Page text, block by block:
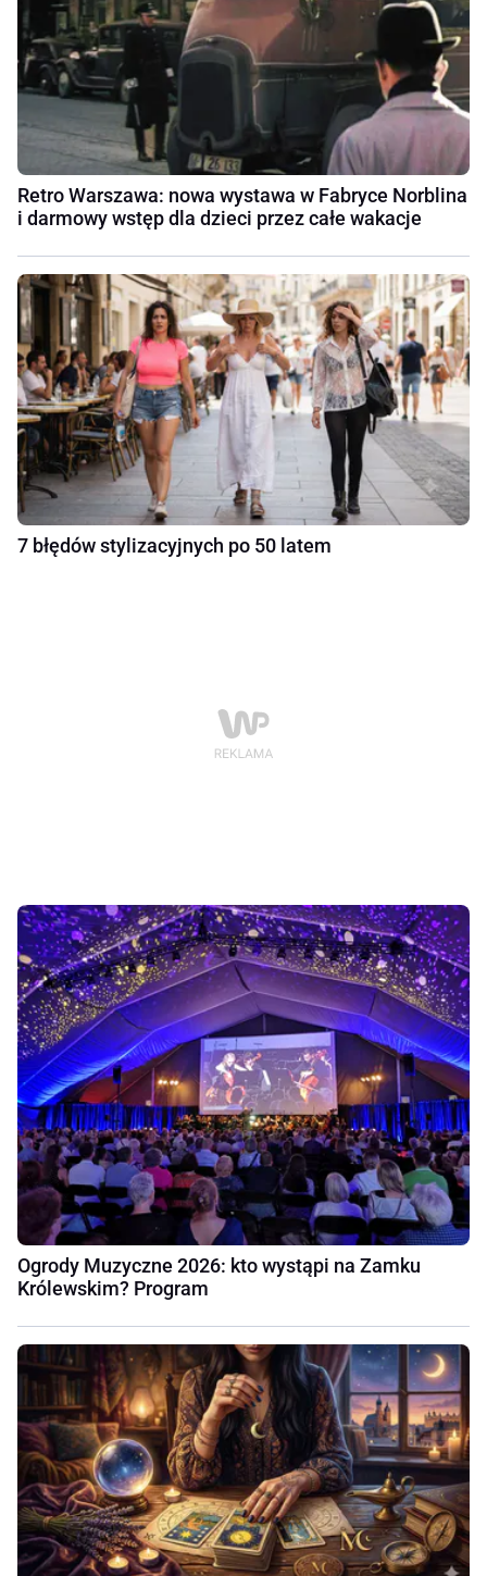
Retro Warszawa: nowa wystawa w Fabryce Norblina
i darmowy wstęp dla dzieci przez całe wakacje
7 błędów stylizacyjnych po 50 latem
Ogrody Muzyczne 2026: kto wystąpi na Zamku
Królewskim? Program